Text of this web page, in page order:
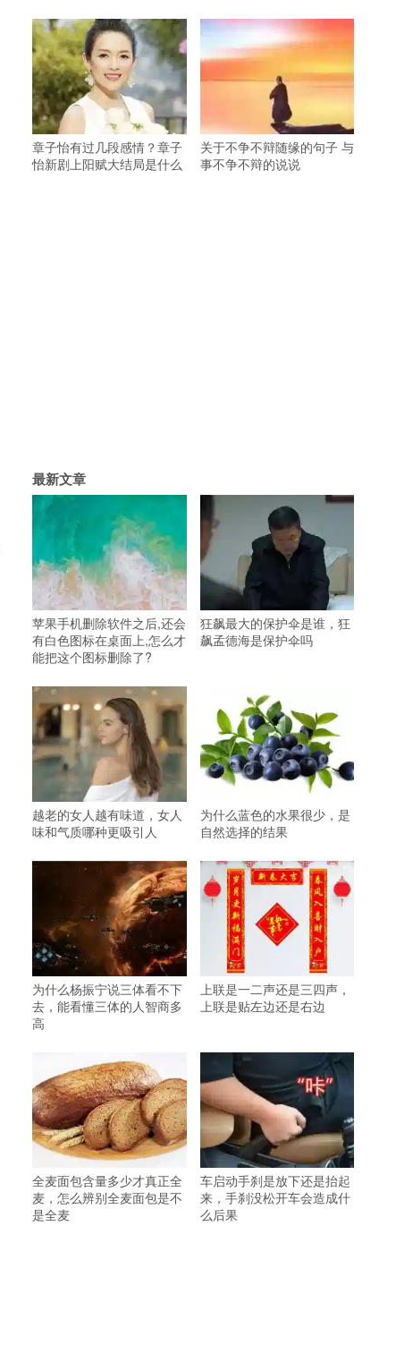
章子怡有过几段感情？章子
怡新剧上阳赋大结局是什么
关于不争不辩随缘的句子 与
事不争不辩的说说
最新文章
苹果手机删除软件之后,还会
有白色图标在桌面上,怎么才
能把这个图标删除了?
狂飙最大的保护伞是谁，狂
飙孟德海是保护伞吗
越老的女人越有味道，女人
味和气质哪种更吸引人
为什么蓝色的水果很少，是
自然选择的结果
为什么杨振宁说三体看不下
去，能看懂三体的人智商多
高
上联是一二声还是三四声，
上联是贴左边还是右边
全麦面包含量多少才真正全
麦，怎么辨别全麦面包是不
是全麦
车启动手刹是放下还是抬起
来，手刹没松开车会造成什
么后果